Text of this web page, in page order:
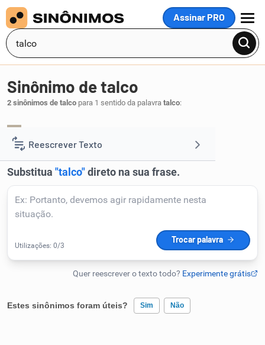
Assinar PRO
MENU
Reescrever Texto
Resumir Texto
Corrigir Texto
Detector de IA
Humanizador de IA
Sinônimo de talco
2 sinônimos de talco para 1 sentido da palavra talco:
Estes sinônimos foram úteis? Sim Não